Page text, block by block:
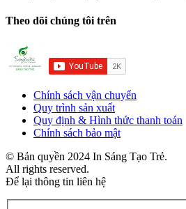
Theo dõi chúng tôi trên
Chính sách vận chuyển
Quy trình sản xuất
Quy định & Hình thức thanh toán
Chính sách bảo mật
© Bản quyền 2024 In Sáng Tạo Trẻ.
All rights reserved.
Để lại thông tin liên hệ